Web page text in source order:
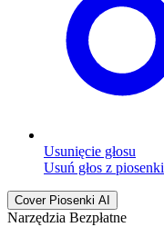
Usunięcie głosu
Usuń głos z piosenki
Cover Piosenki AI
Narzędzia Bezpłatne